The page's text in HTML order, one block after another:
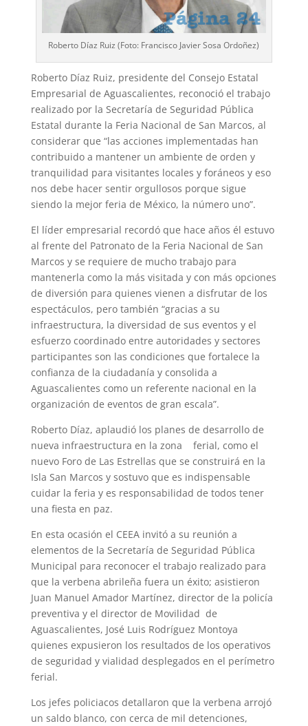
Roberto Díaz Ruiz (Foto: Francisco Javier Sosa Ordoñez)
Roberto Díaz Ruiz, presidente del Consejo Estatal
Empresarial de Aguascalientes, reconoció el trabajo
realizado por la Secretaría de Seguridad Pública
Estatal durante la Feria Nacional de San Marcos, al
considerar que “las acciones implementadas han
contribuido a mantener un ambiente de orden y
tranquilidad para visitantes locales y foráneos y eso
nos debe hacer sentir orgullosos porque sigue
siendo la mejor feria de México, la número uno”.
El líder empresarial recordó que hace años él estuvo
al frente del Patronato de la Feria Nacional de San
Marcos y se requiere de mucho trabajo para
mantenerla como la más visitada y con más opciones
de diversión para quienes vienen a disfrutar de los
espectáculos, pero también “gracias a su
infraestructura, la diversidad de sus eventos y el
esfuerzo coordinado entre autoridades y sectores
participantes son las condiciones que fortalece la
confianza de la ciudadanía y consolida a
Aguascalientes como un referente nacional en la
organización de eventos de gran escala”.
Roberto Díaz, aplaudió los planes de desarrollo de
nueva infraestructura en la zona ferial, como el
nuevo Foro de Las Estrellas que se construirá en la
Isla San Marcos y sostuvo que es indispensable
cuidar la feria y es responsabilidad de todos tener
una fiesta en paz.
En esta ocasión el CEEA invitó a su reunión a
elementos de la Secretaría de Seguridad Pública
Municipal para reconocer el trabajo realizado para
que la verbena abrileña fuera un éxito; asistieron
Juan Manuel Amador Martínez, director de la policía
preventiva y el director de Movilidad de
Aguascalientes, José Luis Rodríguez Montoya
quienes expusieron los resultados de los operativos
de seguridad y vialidad desplegados en el perímetro
ferial.
Los jefes policiacos detallaron que la verbena arrojó
un saldo blanco, con cerca de mil detenciones,